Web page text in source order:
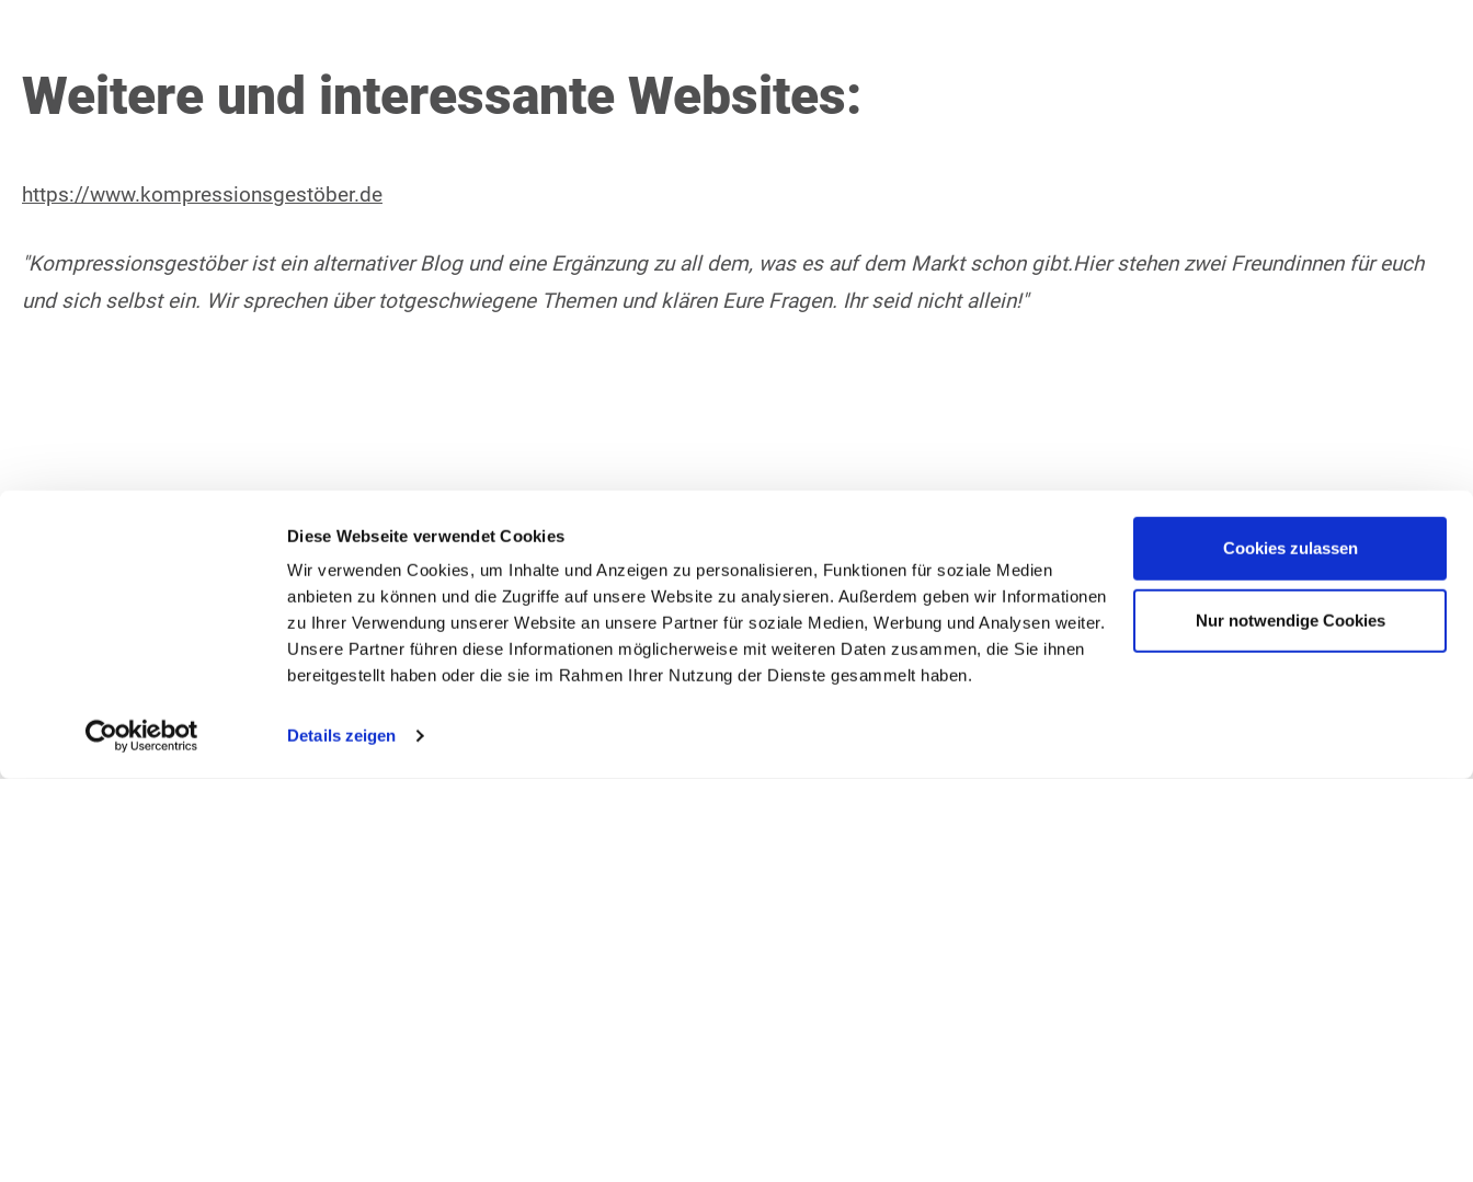
Diese Webseite verwendet Cookies
Wir verwenden Cookies, um Inhalte und Anzeigen zu personalisieren, Funktionen für soziale Medien
anbieten zu können und die Zugriffe auf unsere Website zu analysieren. Außerdem geben wir Informationen
zu Ihrer Verwendung unserer Website an unsere Partner für soziale Medien, Werbung und Analysen weiter.
Unsere Partner führen diese Informationen möglicherweise mit weiteren Daten zusammen, die Sie ihnen
bereitgestellt haben oder die sie im Rahmen Ihrer Nutzung der Dienste gesammelt haben.
Details zeigen
Cookies zulassen
Nur notwendige Cookies
Weitere und interessante Websites:
https://www.kompressionsgestöber.de
"Kompressionsgestöber ist ein alternativer Blog und eine Ergänzung zu all dem, was es auf dem Markt schon gibt.Hier stehen zwei Freundinnen für euch
und sich selbst ein. Wir sprechen über totgeschwiegene Themen und klären Eure Fragen. Ihr seid nicht allein!"